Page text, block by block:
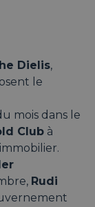
Dielis,
le
mois dans le
Club à
Rudi